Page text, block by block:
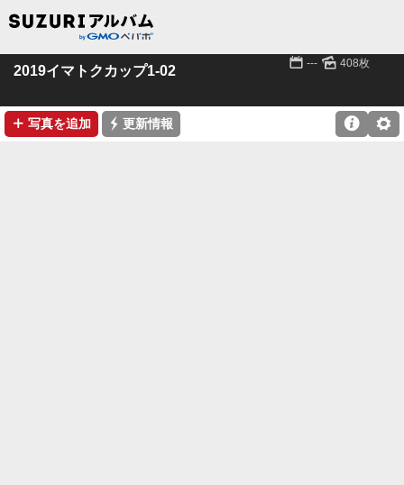
2019イマトクカップ1-02 📅 --- 🌄 408枚
➕ 写真を追加 ⚡ 更新情報 ⚙
